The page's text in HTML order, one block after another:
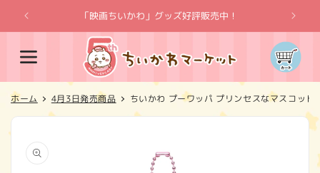
ンツに
進む
「映画ちいかわ」グッズ好評販売中！
カ
ー
ト
ホーム 4月3日発売商品 ちいかわ プーワッパ プリンセスなマスコット
報にス
キップ